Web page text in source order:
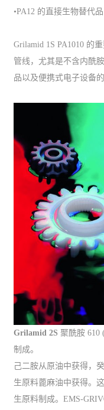
•PA12 的直接生物替代品
Grilamid 1S PA1010 的
管线，尤其是不含内酰
品以及便携式电子设备的
Grilamid 2S 聚酰胺 610
制成。
己二胺从原油中获得，
生原料蓖麻油中获得。
生原料制成。EMS-